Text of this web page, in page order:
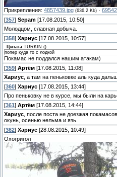
Прикрепления: 4857439.jpg (636.2 Kb) ·
[357] Sepam [17.08.2015, 10:50]
Молодцом, славная добыча.
[358] Хариус [17.08.2015, 10:57]
Цитата TURKIN ()
попер куда то с лодкой
Покамас не поддался нашим атакам)
[359] Артём [17.08.2015, 11:08]
Хариус , а там на пеньковке аль куда
[360] Хариус [17.08.2015, 13:44]
Про пеньковку не в курсе, мы были на
[361 ] Артём [17.08.2015, 14:44]
Хариус , после поста не доезжая
окунь, осенью нельма и язь.
[362] Хариус [28.08.2015, 10:49]
Охогригол